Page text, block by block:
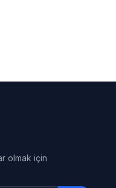
olmak için